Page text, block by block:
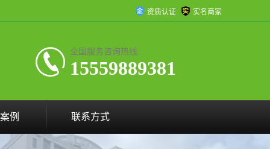
资质认证 实名商家
全国服务咨询热线:
15559889381
例 联系方式